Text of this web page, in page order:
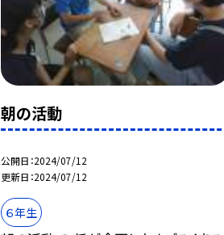
朝の活動
公開日 2024/07/12
更新日 2024/07/12
６年生